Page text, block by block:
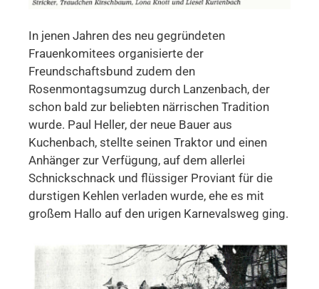
In jenen Jahren des neu gegründeten
Frauenkomitees organisierte der
Freundschaftsbund zudem den
Rosenmontagsumzug durch Lanzenbach, der
schon bald zur beliebten närrischen Tradition
wurde. Paul Heller, der neue Bauer aus
Kuchenbach, stellte seinen Traktor und einen
Anhänger zur Verfügung, auf dem allerlei
Schnickschnack und flüssiger Proviant für die
durstigen Kehlen verladen wurde, ehe es mit
großem Hallo auf den urigen Karnevalsweg ging.